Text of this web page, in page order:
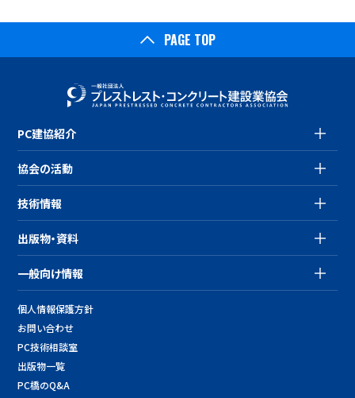
PAGE TOP
PC建協紹介
協会の活動
技術情報
出版物・資料
一般向け情報
個人情報保護方針
お問い合わせ
PC技術相談室
出版物一覧
PC橋のQ&A